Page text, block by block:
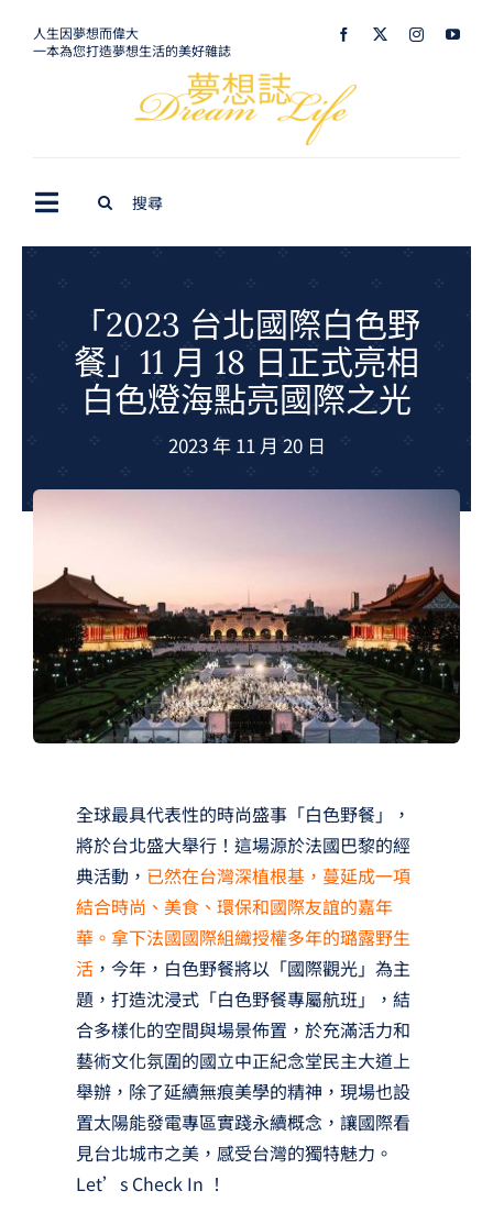
人生因夢想而偉大
一本為您打造夢想生活的美好雜誌
Toggle
Navigation
生活美學
室內設計
購屋指南
夢想TV
GCU大賽
夢想購物
「2023 台北國際白色野
餐」11 月 18 日正式亮相
白色燈海點亮國際之光
2023 年 11 月 20 日
全球最具代表性的時尚盛事「白色野餐」，
將於台北盛大舉行！這場源於法國巴黎的經
典活動， 已然在台灣深植根基，蔓延成一項
結合時尚、美食、環保和國際友誼的嘉年
華。拿下法國國際組織授權多年的璐露野生
活，今年，白色野餐將以「國際觀光」為主
題，打造沈浸式「白色野餐專屬航班」，結
合多樣化的空間與場景佈置，於充滿活力和
藝術文化氛圍的國立中正紀念堂民主大道上
舉辦，除了延續無痕美學的精神，現場也設
置太陽能發電專區實踐永續概念，讓國際看
見台北城市之美，感受台灣的獨特魅力。
Let’s Check In ！